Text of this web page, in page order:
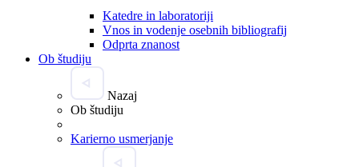
Katedre in laboratoriji
Vnos in vodenje osebnih bibliografij
Odprta znanost
Ob študiju
Nazaj
Ob študiju
Karierno usmerjanje